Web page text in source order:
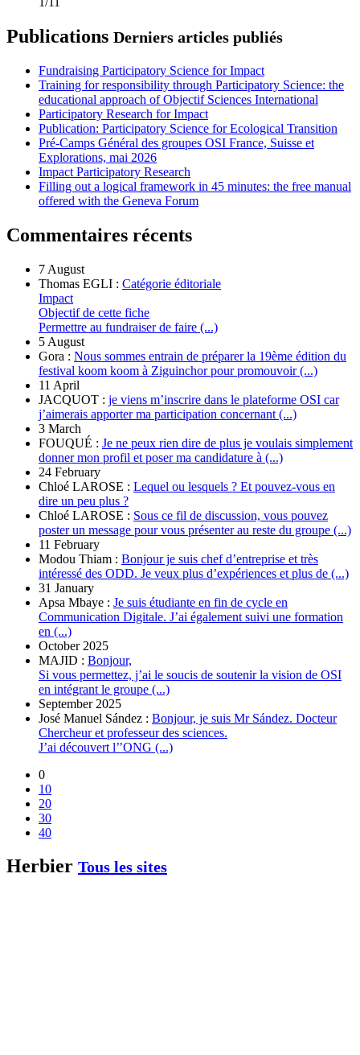
Publications Derniers articles publiés
Fundraising Participatory Science for Impact
Training for responsibility through Participatory Science: the
educational approach of Objectif Sciences International
Participatory Research for Impact
Publication: Participatory Science for Ecological Transition
Pré-Camps Général des groupes OSI France, Suisse et
Explorations, mai 2026
Impact Participatory Research
Filling out a logical framework in 45 minutes: the free manual
offered with the Geneva Forum
Commentaires récents
7 August
Thomas EGLI : Catégorie éditoriale
Impact
Objectif de cette fiche
Permettre au fundraiser de faire (...)
5 August
Gora : Nous sommes entrain de préparer la 19ème édition du
festival koom koom à Ziguinchor pour promouvoir (...)
11 April
JACQUOT : je viens m’inscrire dans le plateforme OSI car
j’aimerais apporter ma participation concernant (...)
3 March
FOUQUÉ : Je ne peux rien dire de plus je voulais simplement
donner mon profil et poser ma candidature à (...)
24 February
Chloé LAROSE : Lequel ou lesquels ? Et pouvez-vous en
dire un peu plus ?
Chloé LAROSE : Sous ce fil de discussion, vous pouvez
poster un message pour vous présenter au reste du groupe (...)
11 February
Modou Thiam : Bonjour je suis chef d’entreprise et très
intéressé des ODD. Je veux plus d’expériences et plus de (...)
31 January
Apsa Mbaye : Je suis étudiante en fin de cycle en
Communication Digitale. J’ai également suivi une formation
en (...)
October 2025
MAJID : Bonjour,
Si vous permettez, j’ai le soucis de soutenir la vision de OSI
en intégrant le groupe (...)
September 2025
José Manuel Sández : Bonjour, je suis Mr Sández. Docteur
Chercheur et professeur des sciences.
J’ai découvert l’’ONG (...)
0
10
20
30
40
Herbier Tous les sites